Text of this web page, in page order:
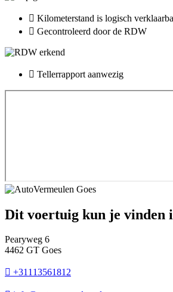
Kilometerstand is logisch
Gecontroleerd door de RDW
Tellerrapport aanwezig
Dit voertuig kun je vinden
Pearyweg 6
4462 GT Goes
+31113561812